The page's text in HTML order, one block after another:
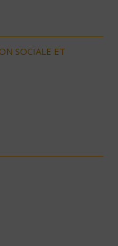
SOCIALE ET